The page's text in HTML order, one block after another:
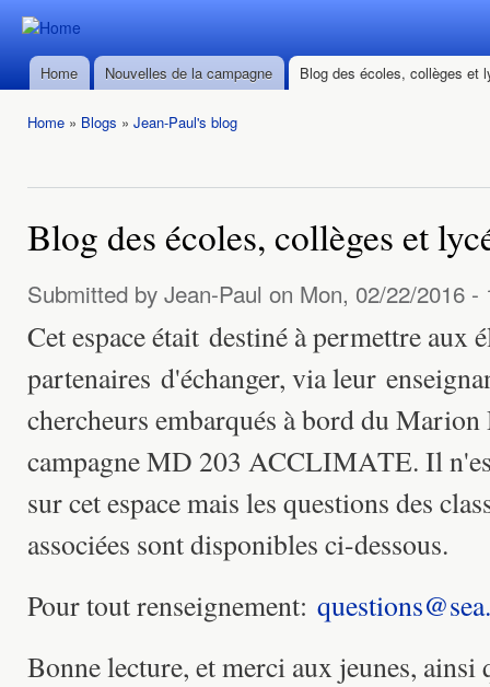
Durban ->
Walvis Bay
au
Durban ->
Walvis Bay
du 28/02
au
Main menu
Home Nouvelles de la campagne Blog des écoles, collèges et
Home » Blogs » Jean-Paul's blog
Blog des écoles, collèges et
Submitted by Jean-Paul on Mon, 02/22/2016 -
Cet espace était destiné à permettre aux
partenaires d'échanger, via leur
chercheurs embarqués à bord du
campagne MD 203 ACCLIMATE. Il
sur cet espace mais les questions des
associées sont disponibles ci-dessous.
Pour tout renseignement:
Bonne lecture, et merci aux jeunes,